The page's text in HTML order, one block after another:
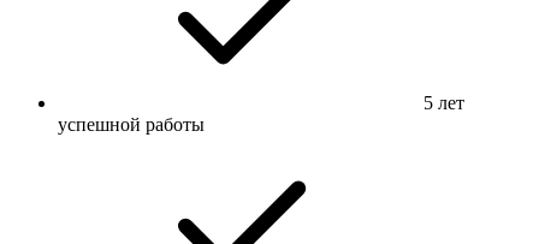
5 лет
успешной работы